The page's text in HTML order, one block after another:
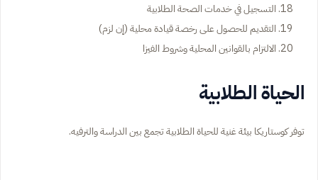
التسجيل في خدمات الصحة الطلابية
التقديم للحصول على رخصة قيادة محلية (إن لزم)
الالتزام بالقوانين المحلية وشروط الفيزا
الحياة الطلابية
توفر كوستاريكا بيئة غنية للحياة الطلابية تجمع بين الدراسة والترفيه.